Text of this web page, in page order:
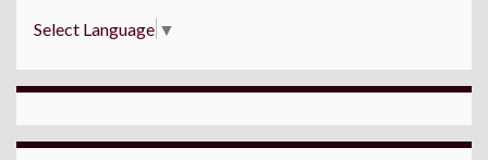
Select Language ▼